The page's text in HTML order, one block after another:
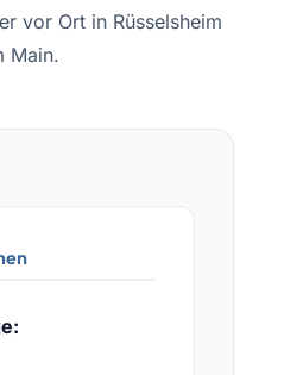
vor Ort in Rüsselsheim
Main.